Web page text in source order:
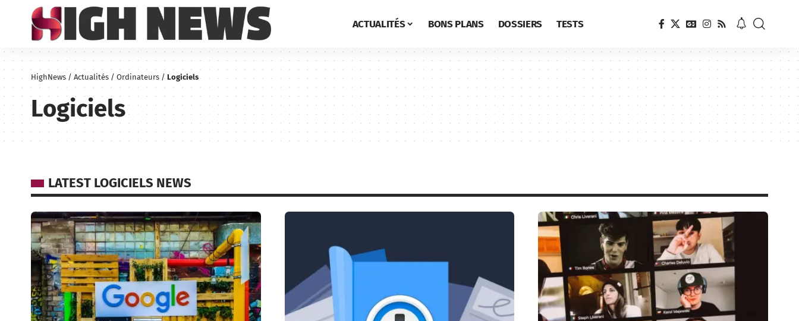
ACTUALITÉS BONS PLANS DOSSIERS TESTS
HighNews / Actualités / Ordinateurs / Logiciels
Logiciels
LATEST LOGICIELS NEWS